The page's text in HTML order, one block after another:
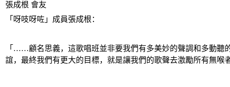
張成根 會友
「呀吱呀咗」成員張成根：
「……顧名思義，這歌唱班並非要我們有多美妙的聲調和多動聽
誼，最終我們有更大的目標，就是讓我們的歌聲去激勵所有無